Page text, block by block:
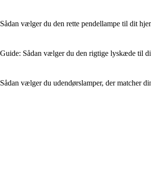
Sådan vælger du den rette pendellampe til dit
Guide: Sådan vælger du den rigtige lyskæde til
Sådan vælger du udendørslamper, der matcher